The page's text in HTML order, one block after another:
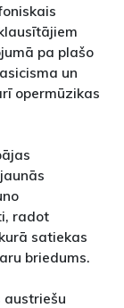
pa plašo
un
opermūzikas
radot
satiekas
briedums.
austriešu